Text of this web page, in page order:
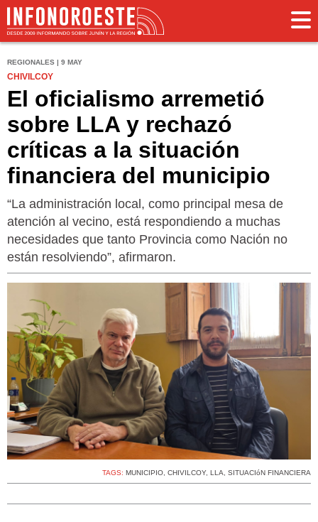
REGIONALES | 9 MAY
CHIVILCOY
El oficialismo arremetió
sobre LLA y rechazó
críticas a la situación
financiera del municipio
“La administración local, como principal mesa de
atención al vecino, está respondiendo a muchas
necesidades que tanto Provincia como Nación no
están resolviendo”, afirmaron.
TAGS: MUNICIPIO, CHIVILCOY, LLA, SITUACIóN FINANCIERA